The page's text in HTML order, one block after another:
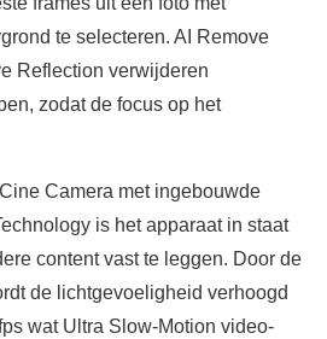
te selecteren. AI Remove
Reflection verwijderen
zodat de focus op het
Camera met ingebouwde
is het apparaat in staat
content vast te leggen. Door de
de lichtgevoeligheid verhoogd
wat Ultra Slow-Motion video-